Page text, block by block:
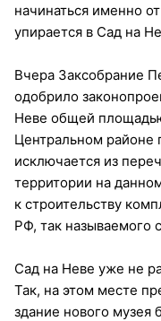
начинаться именно
упирается в Сад на
Вчера Заксобрание
одобрило
Неве общей
Центральном районе
исключается из
территории на
к строительству
РФ, так называемого
Сад на Неве уже не
Так, на этом месте
здание нового музея